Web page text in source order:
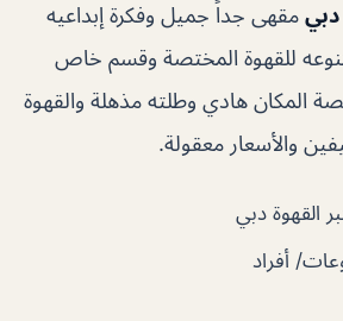
دبي مقهى جداً جميل وفكرة إبداعيه
للقهوة المختصة وقسم خاص
المكان هادي وطلته مذهلة والقهوة
والأسعار معقولة.
القهوة دبي
أفراد